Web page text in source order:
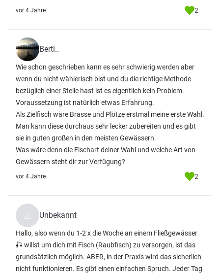
vor 4 Jahre 2
Berti..
Wie schon geschrieben kann es sehr schwierig werden aber
wenn du nicht wählerisch bist und du die richtige Methode
bezüglich einer Stelle hast ist es eigentlich kein Problem.
Voraussetzung ist natürlich etwas Erfahrung.
Als Zielfisch wäre Brasse und Plötze erstmal meine erste Wahl.
Man kann diese durchaus sehr lecker zubereiten und es gibt
sie in guten großen in den meisten Gewässern.
Was wäre denn die Fischart deiner Wahl und welche Art von
Gewässern steht dir zur Verfügung?
vor 4 Jahre 2
Unbekannt
Hallo, also wenn du 1-2 x die Woche an einem Fließgewässer
🎣 willst um dich mit Fisch (Raubfisch) zu versorgen, ist das
grundsätzlich möglich. ABER, in der Praxis wird das sicherlich
nicht funktionieren. Es gibt einen einfachen Spruch. Jeder Tag